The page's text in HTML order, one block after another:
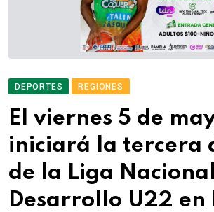
DEPORTES REGIONES
El viernes 5 de
iniciará la tercera
de la Liga
Desarrollo U22 en